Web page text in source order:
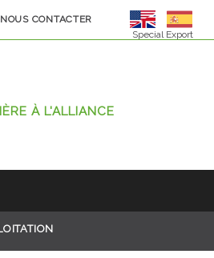
NOUS CONTACTER
Special Export
À L'ALLIANCE